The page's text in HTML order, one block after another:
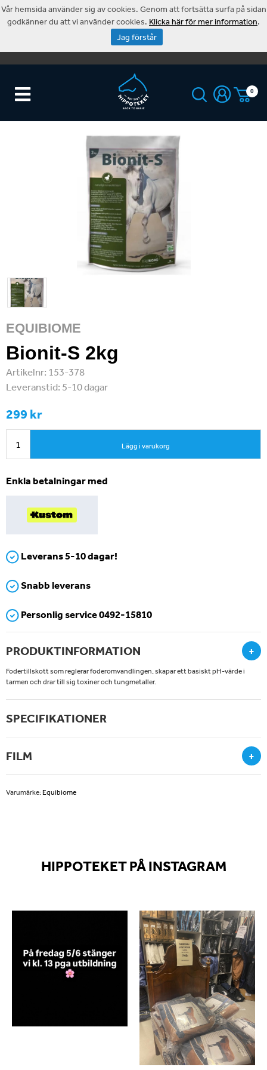
0
EQUIBIOME
Bionit-S 2kg
Artikelnr: 153-378
Leveranstid: 5-10 dagar
299 kr
Lägg i varukorg
Enkla betalningar med
Leverans 5-10 dagar!
Snabb leverans
Personlig service 0492-15810
PRODUKTINFORMATION +
Fodertillskott som reglerar foderomvandlingen, skapar ett basiskt pH-värde i
tarmen och drar till sig toxiner och tungmetaller.
SPECIFIKATIONER
FILM +
Varumärke:Equibiome
HIPPOTEKET PÅ INSTAGRAM
Vår hemsida använder sig av cookies. Genom att fortsätta surfa på sidan
godkänner du att vi använder cookies. Klicka här för mer information.
Jag förstår